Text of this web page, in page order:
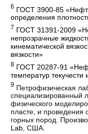
6 ГОСТ 3900-85
определения
7 ГОСТ 31391-2009
непрозрачные
кинематической
вязкости»
8 ГОСТ 20287-91
температур текучести
9 Петрофизическая
специализированный
физического
пласте, и проведения
горных пород.
Lab , США.